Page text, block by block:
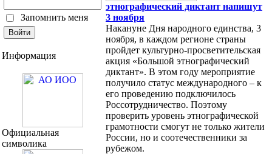
Запомнить меня
Информация
Официальная
символика
этнографический диктант напишут
3 ноября
Накануне Дня народного единства, 3
ноября, в каждом регионе страны
пройдет культурно-просветительская
акция «Большой этнографический
диктант». В этом году мероприятие
получило статус международного – к
его проведению подключилось
Россотрудничество. Поэтому
проверить уровень этнографической
грамотности смогут не только жители
России, но и соотечественники за
рубежом.